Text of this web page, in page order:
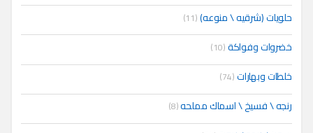
حلويات (شرقيه \ منوعه)(11)
خضروات وفواكة(10)
خلطات وبهارات(74)
رنجه \ فسيخ \ اسماك مملحه(8)